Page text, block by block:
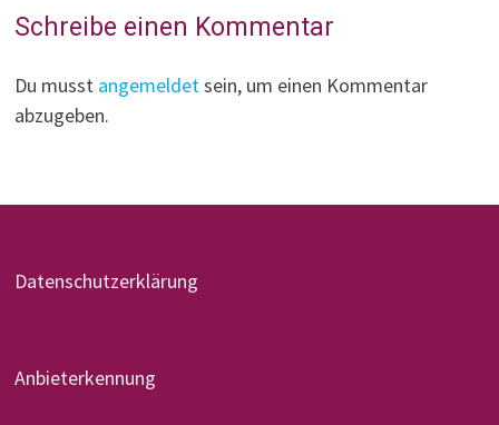
Schreibe einen Kommentar
Du musst angemeldetsein, um einen Kommentar
abzugeben.
Datenschutzerklärung
Anbieterkennung